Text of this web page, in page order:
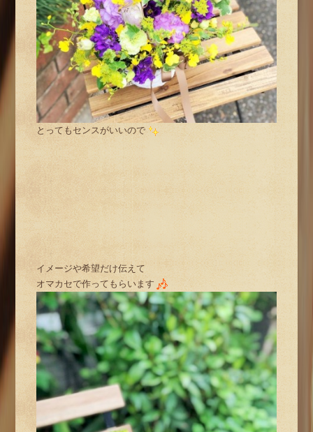
とってもセンスがいいので
イメージや希望だけ伝えて
オマカセで作ってもらいます